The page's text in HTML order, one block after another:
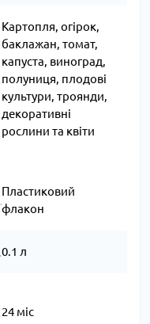
Картопля, огірок,
баклажан, томат,
капуста, виноград,
полуниця, плодові
культури, троянди,
декоративні
рослини та квіти
Пластиковий
флакон
0.1 л
24 міс